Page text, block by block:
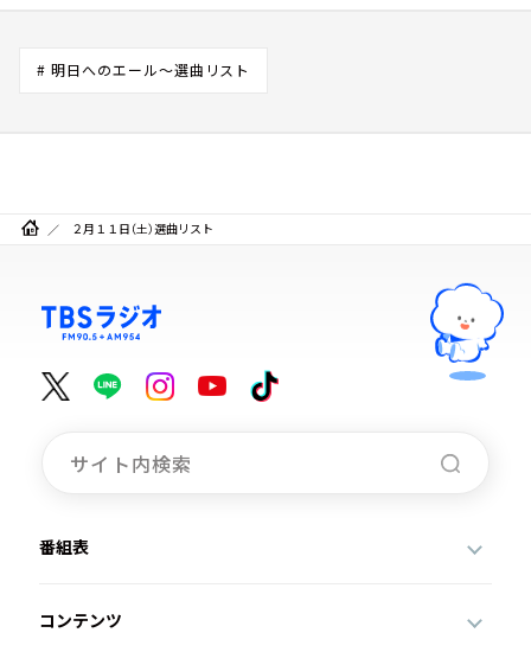
# 明日へのエール～選曲リスト
２月１１日（土）選曲リスト
番組表
コンテンツ